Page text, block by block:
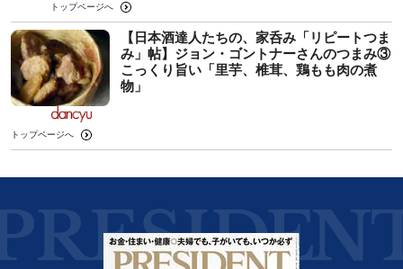
トップページへ
【日本酒達人たちの、家呑み「リピートつま
み」帖】ジョン・ゴントナーさんのつまみ③
こっくり旨い「里芋、椎茸、鶏もも肉の煮
物」
トップページへ